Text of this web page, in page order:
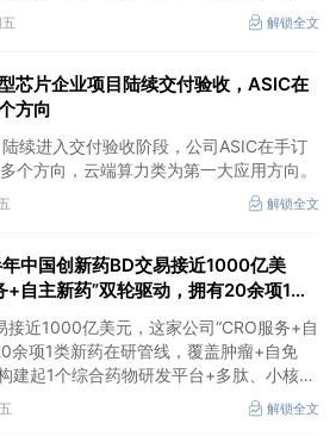
举，公司市占率有望进一步提升，同时有
解锁全文
芯片企业项目陆续交付验收，ASIC在
方向
续进入交付验收阶段，公司ASIC在手订
个方向，云端算力类为第一大应用方向。
解锁全文
年中国创新药BD交易接近1000亿美
+自主新药”双轮驱动，拥有20余项1类
+自免+疼痛管理等重大领域
接近1000亿美元，这家公司“CRO服务+自
余项1类新药在研管线，覆盖肿瘤+自免
建起1个综合药物研发平台+多肽、小核
技术平台，创新转型成果正逐步兑现。解锁全文